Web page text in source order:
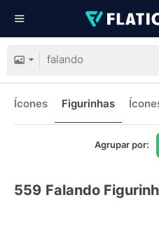
Ícones Figurinhas
Agrupar por:
559 Falando